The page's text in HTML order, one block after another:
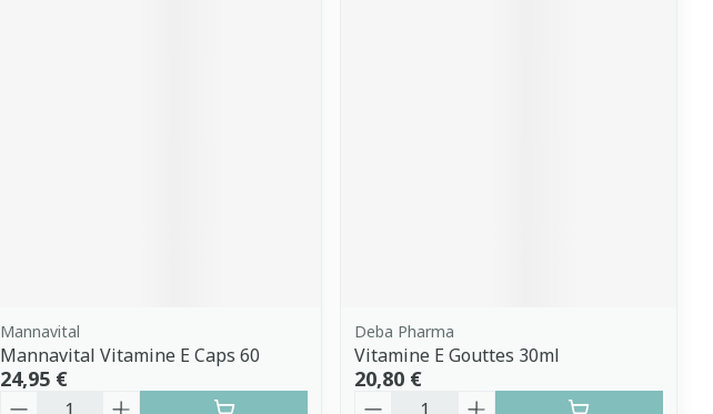
Mannavital
Mannavital Vitamine E Caps 60
24,95 €
Quantité
Deba Pharma
Vitamine E Gouttes 30ml
20,80 €
Quantité